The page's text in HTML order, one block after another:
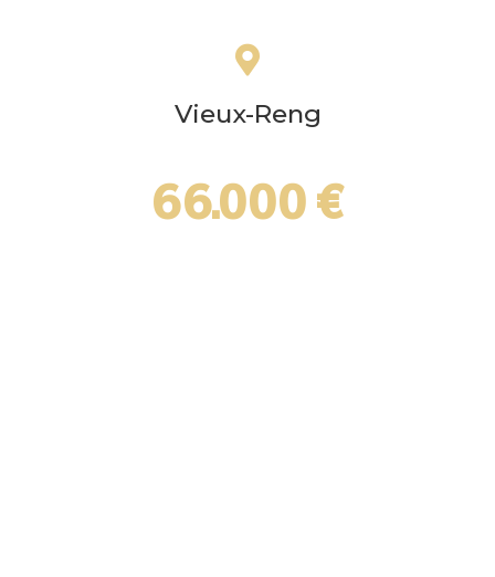
Vieux-Reng
66.000 €